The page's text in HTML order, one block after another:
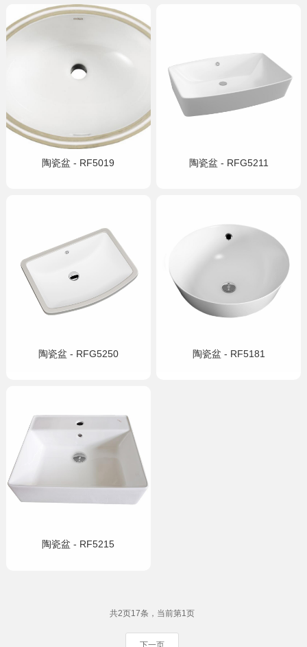
陶瓷盆 - RF5019 陶瓷盆 - RFG5211
陶瓷盆 - RFG5250 陶瓷盆 - RF5181
陶瓷盆 - RF5215
共2页17条，当前第1页
下一页